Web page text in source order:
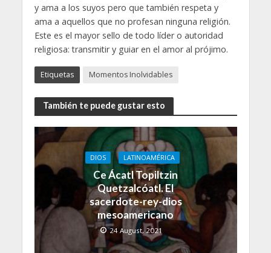
y ama a los suyos pero que también respeta y
ama a aquellos que no profesan ninguna religión.
Este es el mayor sello de todo líder o autoridad
religiosa: transmitir y guiar en el amor al prójimo.
Etiquetas Momentos Inolvidables
También te puede gustar esto
DIOS LATINOAMÉRICA
Ce Ácatl Topiltzin
Quetzalcóatl. El
sacerdote-rey-dios
mesoamericano
24 August, 2021